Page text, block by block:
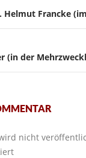
Helmut Francke
(in der
nicht